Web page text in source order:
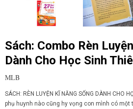
Sách: Combo Rèn
Dành Cho Học Sinh
MLB
SÁCH: RÈN LUYỆN KĨ NĂNG SỐNG DÀNH CHO
phụ huynh nào cũng hy vọng con mình có một